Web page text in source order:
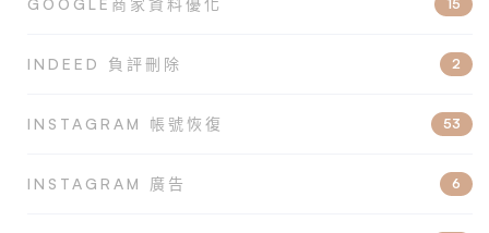
GOOGLE商家資料優化 15
INDEED 負評刪除 2
INSTAGRAM 帳號恢復 53
INSTAGRAM 廣告 6